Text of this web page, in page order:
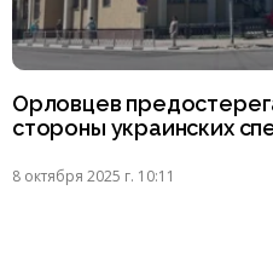
Орловцев
стороны украинских
8 октября 2025 г. 10:11